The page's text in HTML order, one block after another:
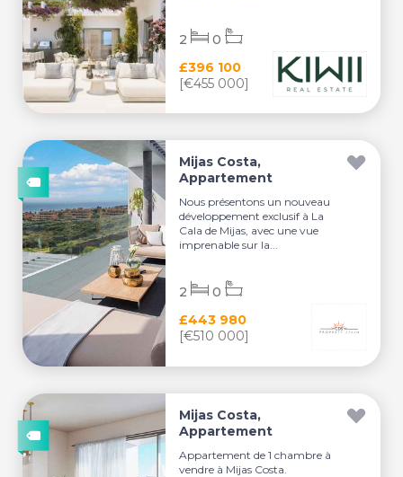
£396 100
[€455 000]
2 0
Mijas Costa,
Appartement
Nous présentons un nouveau
développement exclusif à La
Cala de Mijas, avec une vue
imprenable sur la...
£443 980
[€510 000]
2 0
Mijas Costa,
Appartement
Appartement de 1 chambre à
vendre à Mijas Costa.